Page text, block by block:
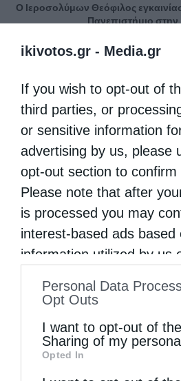
ikivotos.gr - Media.gr
If you wish to opt-out of
third parties, or
or sensitive information
advertising by us, please
opt-out section to confirm
Please note that after
is processed you may
interest-based ads based
information utilized by us
to your opt-out. You may
information by third
of downstream
Personal Data
Opt Outs
I want to opt-out of the
Sharing of my
Opted In
Ο Ιεροσολύμων Θεόφιλος
Πανεπιστήμιο στην
Επόμενο
Μια ανάσα πνευματικής ανάτασης
ΔΕΙΤΕ
Η LEROY MERLIN στηρίζει
Σταυρό...